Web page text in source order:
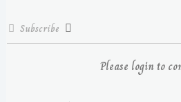
Subscribe
Please login to